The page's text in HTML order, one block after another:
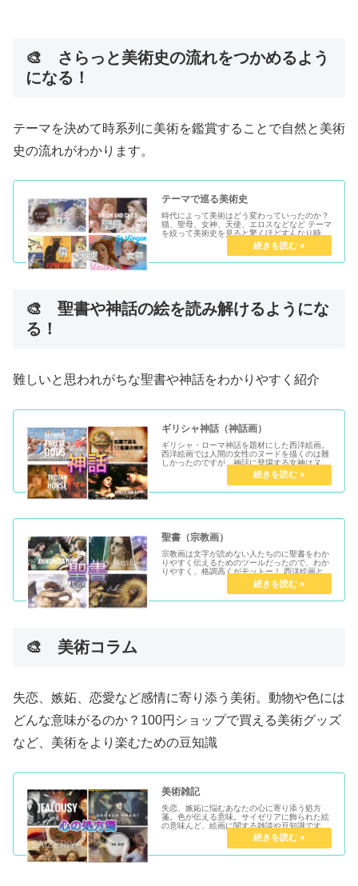
🎨 さらっと美術史の流れをつかめるよう
になる！
テーマを決めて時系列に美術を鑑賞することで自然と美術
史の流れがわかります。
テーマで巡る美術史
時代によって美術はどう変わっていったのか？
猫、聖母、女神、天使、エロスなどなど テーマ
を絞って美術史を見ると驚くほどすんなり時代
🎨 聖書や神話の絵を読み解けるようにな
る！
難しいと思われがちな聖書や神話をわかりやすく紹介
ギリシャ神話（神話画）
ギリシャ・ローマ神話を題材にした西洋絵画。
西洋絵画では人間の女性のヌードを描くのは難
しかったのですが、神話に登場する女神はヌー
ドOKだったので、格調高い歴史画の中ではエ
聖書（宗教画）
宗教画は文字が読めない人たちのに聖書をわか
りやすく伝えるためのツールだったので、わか
りやすく、格調高くがモットー！ 西洋絵画とは
切っても気離せないテーマなので、少しわかる
と読める絵画の幅が広がります。
🎨 美術コラム
失恋、嫉妬、恋愛など感情に寄り添う美術。動物や色には
どんな意味がるのか？100円ショップで買える美術グッズ
など、美術をより楽むための豆知識
美術雑記
失恋、嫉妬に悩むあなたの心に寄り添う処方
箋。色が伝える意味。サイゼリアに飾られた絵
の意味んど、絵画に関する雑談や豆知識です。